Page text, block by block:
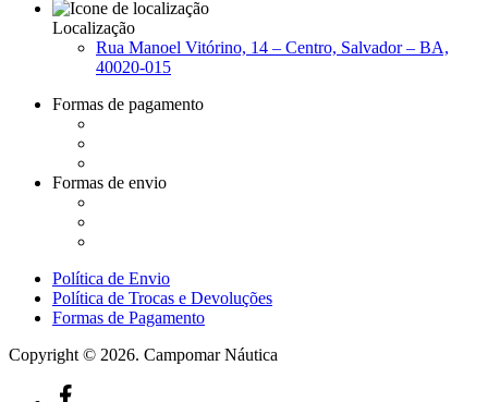
Localização
Rua Manoel Vitórino, 14 – Centro, Salvador – BA,
40020-015
Formas de pagamento
Formas de envio
Política de Envio
Política de Trocas e Devoluções
Formas de Pagamento
Copyright © 2026. Campomar Náutica